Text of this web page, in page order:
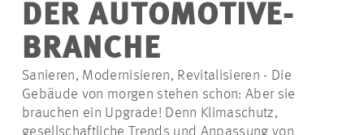
PROJEKTE
KONTAKT
DER AUTOMOTIVE-
BRANCHE
Sanieren, Modernisieren, Revitalisieren - Die
Gebäude von morgen stehen schon: Aber sie
brauchen ein Upgrade! Denn Klimaschutz,
gesellschaftliche Trends und Anpassung von